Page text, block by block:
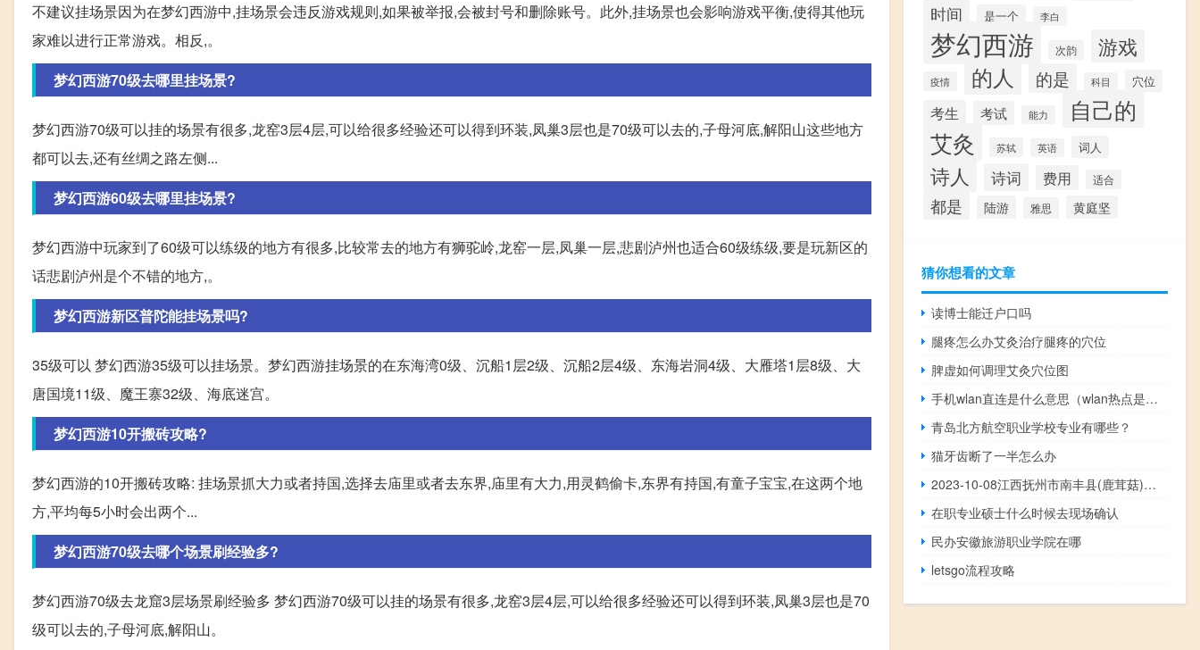
不建议挂场景因为在梦幻西游中,挂场景会违反游戏规则,如果被举报,会被封号和删除账号。此外,挂场景也会影响游戏平衡,使得其他玩
家难以进行正常游戏。相反,。
梦幻西游70级去哪里挂场景?
梦幻西游70级可以挂的场景有很多,龙窑3层4层,可以给很多经验还可以得到环装,凤巢3层也是70级可以去的,子母河底,解阳山这些地方
都可以去,还有丝绸之路左侧...
梦幻西游60级去哪里挂场景?
梦幻西游中玩家到了60级可以练级的地方有很多,比较常去的地方有狮驼岭,龙窑一层,凤巢一层,悲剧泸州也适合60级练级,要是玩新区的
话悲剧泸州是个不错的地方,。
梦幻西游新区普陀能挂场景吗?
35级可以 梦幻西游35级可以挂场景。梦幻西游挂场景的在东海湾0级、沉船1层2级、沉船2层4级、东海岩洞4级、大雁塔1层8级、大
唐国境11级、魔王寨32级、海底迷宫。
梦幻西游10开搬砖攻略?
梦幻西游的10开搬砖攻略: 挂场景抓大力或者持国,选择去庙里或者去东界,庙里有大力,用灵鹤偷卡,东界有持国,有童子宝宝,在这两个地
方,平均每5小时会出两个...
梦幻西游70级去哪个场景刷经验多?
梦幻西游70级去龙窟3层场景刷经验多 梦幻西游70级可以挂的场景有很多,龙窑3层4层,可以给很多经验还可以得到环装,凤巢3层也是70
级可以去的,子母河底,解阳山。
时间 是一个 李白
梦幻西游 次韵 游戏
疫情 的人 的是 科目 穴位
考生 考试 能力
自己的
艾灸
苏轼 英语 词人
诗人 诗词 费用 适合
都是 陆游 雅思 黄庭坚
猜你想看的文章
读博士能迁户口吗
腿疼怎么办艾灸治疗腿疼的穴位
脾虚如何调理艾灸穴位图
手机wlan直连是什么意思（wlan热点是什么意思）
青岛北方航空职业学校专业有哪些？
猫牙齿断了一半怎么办
2023-10-08江西抚州市南丰县(鹿茸菇)的报价是多少
在职专业硕士什么时候去现场确认
民办安徽旅游职业学院在哪
letsgo流程攻略